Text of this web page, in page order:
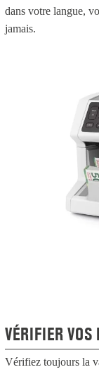
dans votre langue,
jamais.
VÉRIFIER VOS
Vérifiez toujours la